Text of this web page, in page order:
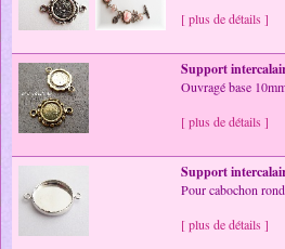
[ plus de détails ]
Support
Ouvragé base
[ plus de détails ]
Support
Pour cabochon
[ plus de détails ]